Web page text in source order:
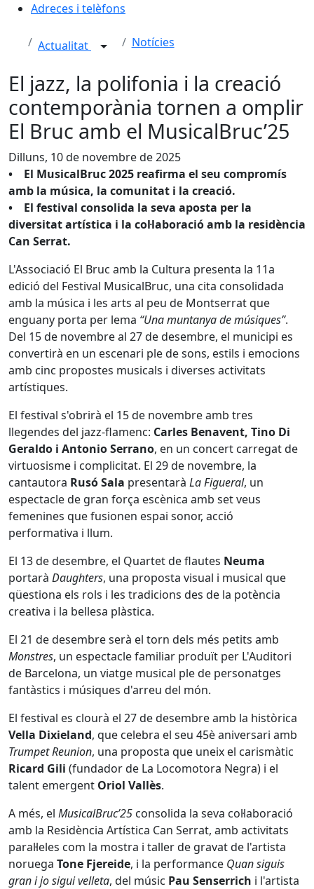
Adreces i telèfons
Actualitat Notícies
El jazz, la polifonia i la creació
contemporània tornen a omplir
El Bruc amb el MusicalBruc’25
Dilluns, 10 de novembre de 2025
• El MusicalBruc 2025 reafirma el seu compromís
amb la música, la comunitat i la creació.
• El festival consolida la seva aposta per la
diversitat artística i la col·laboració amb la residència
Can Serrat.
L'Associació El Bruc amb la Cultura presenta la 11a
edició del Festival MusicalBruc, una cita consolidada
amb la música i les arts al peu de Montserrat que
enguany porta per lema “Una muntanya de músiques”.
Del 15 de novembre al 27 de desembre, el municipi es
convertirà en un escenari ple de sons, estils i emocions
amb cinc propostes musicals i diverses activitats
artístiques.
El festival s'obrirà el 15 de novembre amb tres
llegendes del jazz-flamenc: Carles Benavent, Tino Di
Geraldo i Antonio Serrano, en un concert carregat de
virtuosisme i complicitat. El 29 de novembre, la
cantautora Rusó Sala presentarà La Figueral, un
espectacle de gran força escènica amb set veus
femenines que fusionen espai sonor, acció
performativa i llum.
El 13 de desembre, el Quartet de flautes Neuma
portarà Daughters, una proposta visual i musical que
qüestiona els rols i les tradicions des de la potència
creativa i la bellesa plàstica.
El 21 de desembre serà el torn dels més petits amb
Monstres, un espectacle familiar produït per L'Auditori
de Barcelona, un viatge musical ple de personatges
fantàstics i músiques d'arreu del món.
El festival es clourà el 27 de desembre amb la històrica
Vella Dixieland, que celebra el seu 45è aniversari amb
Trumpet Reunion, una proposta que uneix el carismàtic
Ricard Gili (fundador de La Locomotora Negra) i el
talent emergent Oriol Vallès.
A més, el MusicalBruc’25 consolida la seva col·laboració
amb la Residència Artística Can Serrat, amb activitats
paral·leles com la mostra i taller de gravat de l'artista
noruega Tone Fjereide, i la performance Quan siguis
gran i jo sigui velleta, del músic Pau Senserrich i l'artista